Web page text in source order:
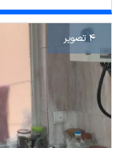
4 تصویر